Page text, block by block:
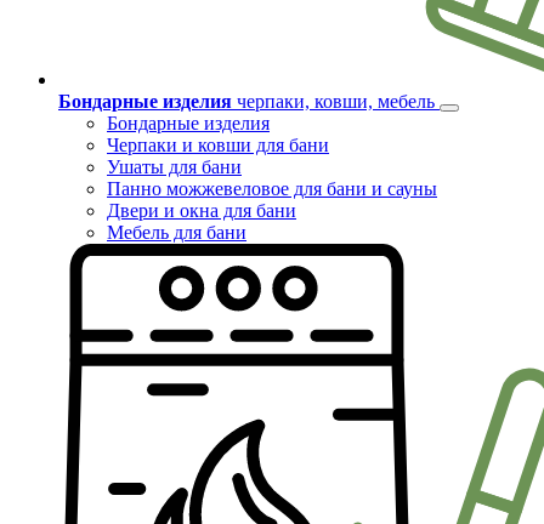
Бондарные изделия черпаки, ковши, мебель
Бондарные изделия
Черпаки и ковши для бани
Ушаты для бани
Панно можжевеловое для бани и сауны
Двери и окна для бани
Мебель для бани